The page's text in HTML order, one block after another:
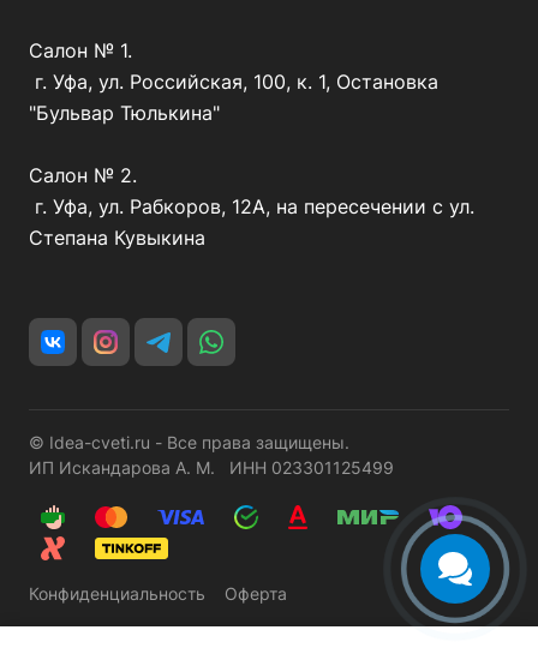
Салон № 1.
г. Уфа, ул. Российская, 100, к. 1, Остановка
"Бульвар Тюлькина"
Салон № 2.
г. Уфа, ул. Рабкоров, 12А, на пересечении с ул.
Степана Кувыкина
© Idea-cveti.ru - Все права защищены.
ИП Искандарова А. М. ИНН 023301125499
Конфиденциальность Оферта